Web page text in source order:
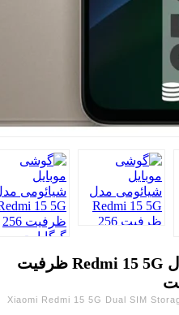
گوشی موبایل شیائومی مدل Redmi 15 5G ظرفیت
Xiaomi Redmi 15 5G Dual SIM